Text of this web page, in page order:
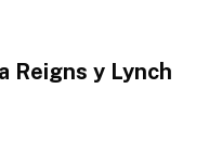
Reigns y Lynch